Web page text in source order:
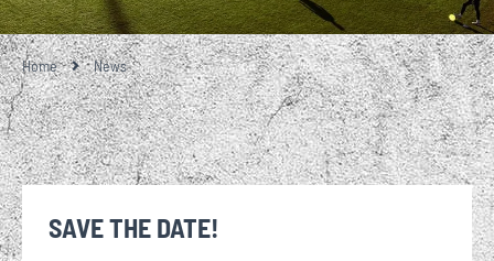
Home News
SAVE THE DATE!